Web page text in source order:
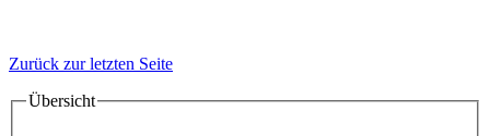
Zurück zur letzten Seite
Übersicht